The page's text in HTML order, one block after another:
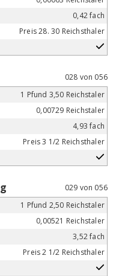
0,42 fach
Preis 28. 30 Reichsthaler
028 von 056
1 Pfund 3,50 Reichstaler
0,00729 Reichstaler
4,93 fach
Preis 3 1/2 Reichsthaler
029 von 056
1 Pfund 2,50 Reichstaler
0,00521 Reichstaler
3,52 fach
Preis 2 1/2 Reichsthaler